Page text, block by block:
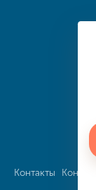
Контакты